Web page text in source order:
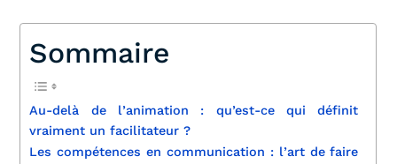
Sommaire
Au-delà de l’animation : qu’est-ce qui définit
vraiment un facilitateur ?
Les compétences en communication : l’art de faire